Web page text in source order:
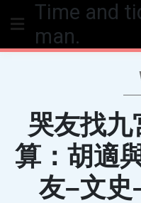
Time and
man.
哭友找
算：胡適
友–文史